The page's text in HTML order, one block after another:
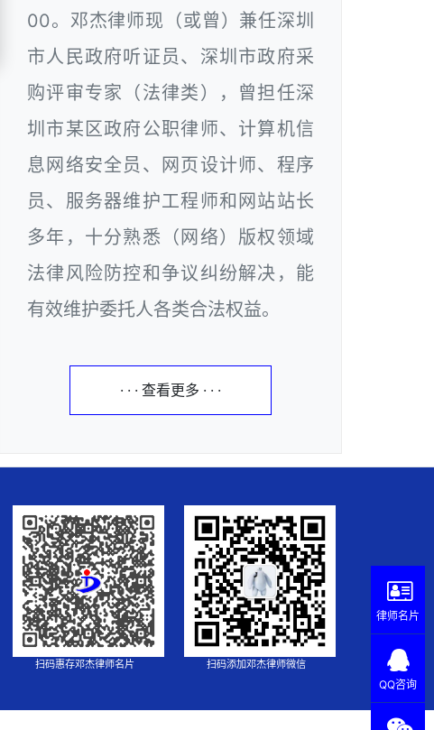
00。邓杰律师现（或曾）兼任深圳
市人民政府听证员、深圳市政府采
购评审专家（法律类），曾担任深
圳市某区政府公职律师、计算机信
息网络安全员、网页设计师、程序
员、服务器维护工程师和网站站长
多年，十分熟悉（网络）版权领域
法律风险防控和争议纠纷解决，能
有效维护委托人各类合法权益。
· · · 查看更多 · · ·
扫码惠存邓杰律师名片 扫码添加邓杰律师微信
律师名片
QQ咨询